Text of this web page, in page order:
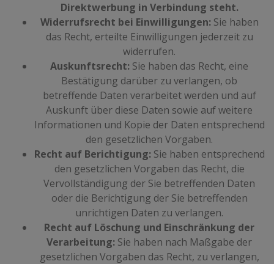
Direktwerbung in Verbindung steht.
Widerrufsrecht bei Einwilligungen:Sie haben
das Recht, erteilte Einwilligungen jederzeit zu
widerrufen.
Auskunftsrecht: Sie haben das Recht, eine
Bestätigung darüber zu verlangen, ob
betreffende Daten verarbeitet werden und auf
Auskunft über diese Daten sowie auf weitere
Informationen und Kopie der Daten entsprechend
den gesetzlichen Vorgaben.
Recht auf Berichtigung:Sie haben entsprechend
den gesetzlichen Vorgaben das Recht, die
Vervollständigung der Sie betreffenden Daten
oder die Berichtigung der Sie betreffenden
unrichtigen Daten zu verlangen.
Recht auf Löschung und Einschränkung der
Verarbeitung: Sie haben nach Maßgabe der
gesetzlichen Vorgaben das Recht, zu verlangen,